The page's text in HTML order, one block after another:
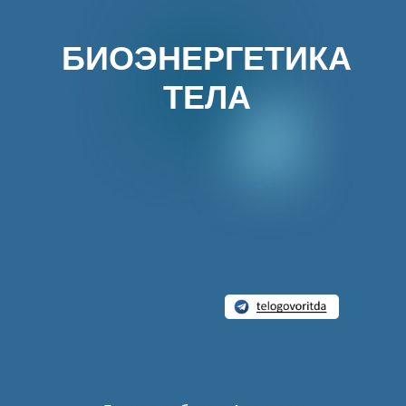
БИОЭНЕРГЕТИКА
ТЕЛА